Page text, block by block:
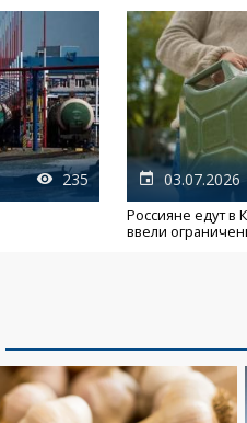
235 03.07.2026
Россияне едут в
ввели